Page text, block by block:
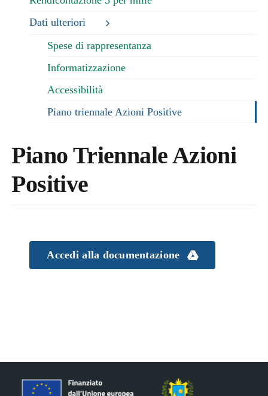
Dati ulteriori
Spese di rappresentanza
Informatizzazione
Accessibilità
Piano triennale Azioni Positive
Piano Triennale Azioni
Positive
Accedi alla documentazione